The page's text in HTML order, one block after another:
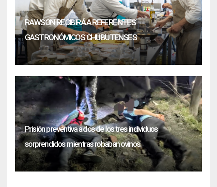
RAWSON RECIBIRÁ A REFERENTES
GASTRONÓMICOS CHUBUTENSES
Prisión preventiva a dos de los tres individuos
sorprendidos mientras robaban ovinos.